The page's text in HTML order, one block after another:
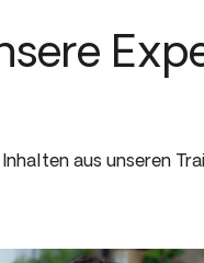
aus unseren